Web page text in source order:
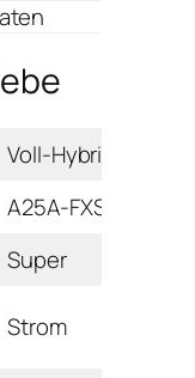
Voll-Hybrid
A25A-FXS
Super
Strom